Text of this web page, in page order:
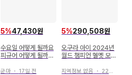
5%47,430원
수요일 어떻게 될까요
피규어 어떻게 될까요
얀 상
군마・ 17일 전
5%290,508원
오구라 아이 2024년
월드 챔피언 헬멧 모델
지역정보 없음 ・ 22일 전